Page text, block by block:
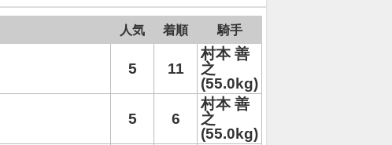
人気 着順 騎手
5 11
村本 善
之
(55.0kg)
5 6
村本 善
之
(55.0kg)